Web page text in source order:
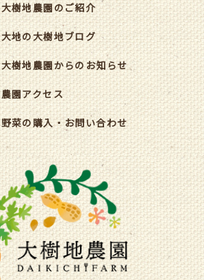
大樹地農園のご紹介
大地の大樹地ブログ
大樹地農園からのお知らせ
農園アクセス
野菜の購入・お問い合わせ